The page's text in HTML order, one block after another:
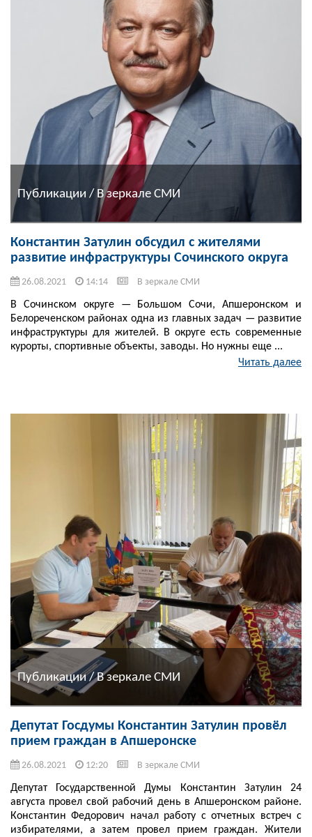
Публикации / В зеркале СМИ
Константин Затулин обсудил с жителями
развитие инфраструктуры Сочинского округа
26.08.2021 14:14 В зеркале СМИ
В Сочинском округе — Большом Сочи, Апшеронском и
Белореченском районах одна из главных задач — развитие
инфраструктуры для жителей. В округе есть современные
курорты, спортивные объекты, заводы. Но нужны еще ...
Читать далее
Публикации / В зеркале СМИ
Депутат Госдумы Константин Затулин провёл
прием граждан в Апшеронске
26.08.2021 12:20 В зеркале СМИ
Депутат Государственной Думы Константин Затулин 24
августа провел свой рабочий день в Апшеронском районе.
Константин Федорович начал работу с отчетных встреч с
избирателями, а затем провел прием граждан. Жители